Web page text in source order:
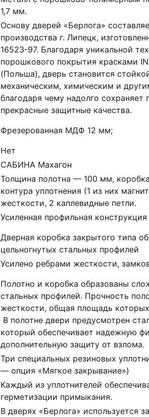
1,7 мм.
Основу дверей «Берлога»
производства г. Липецк,
16523-97. Благодаря уникальной
порошкового покрытия красками
(Польша), дверь становится
механическим, химическим и
благодаря чему надолго сохраняет
прекрасные защитные качества.
Фрезерованная МДФ 12 мм;
Нет
САБИНА Махагон
Толщина полотна — 100 мм,
контура уплотнения (1 из них
жесткости, 2 каплевидные петли.
Усиленная профильная конструкция
Дверная коробка закрытого типа
цельногнутых стальных профилей
Усилено ребрами жесткости,
Полотно и коробка образованы
стальных профилей. Прочность
жесткости, общая площадь
В полотне двери предусмотрен
который обеспечивает надежную
дополнительную защиту от взлома.
Три специальных резиновых
— опция «Мягкое закрывание»)
Каждый из уплотнителей
герметизации примыкания.
В дверях «Берлога» используется